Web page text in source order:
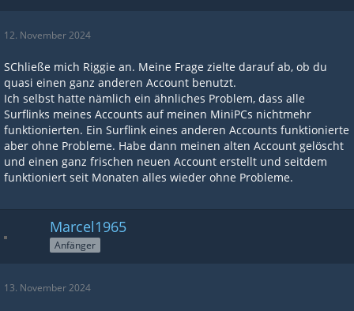
12. November 2024
SChließe mich Riggie an. Meine Frage zielte darauf ab, ob du
quasi einen ganz anderen Account benutzt.
Ich selbst hatte nämlich ein ähnliches Problem, dass alle
Surflinks meines Accounts auf meinen MiniPCs nichtmehr
funktionierten. Ein Surflink eines anderen Accounts funktionierte
aber ohne Probleme. Habe dann meinen alten Account gelöscht
und einen ganz frischen neuen Account erstellt und seitdem
funktioniert seit Monaten alles wieder ohne Probleme.
Marcel1965
Anfänger
13. November 2024